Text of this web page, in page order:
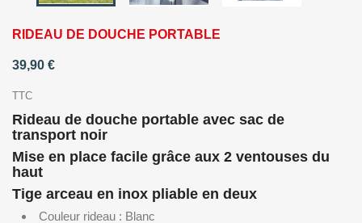
RIDEAU DE DOUCHE PORTABLE
39,90 €
TTC
Rideau de douche portable avec sac de
transport noir
Mise en place facile grâce aux 2 ventouses du
haut
Tige arceau en inox pliable en deux
Couleur rideau : Blanc